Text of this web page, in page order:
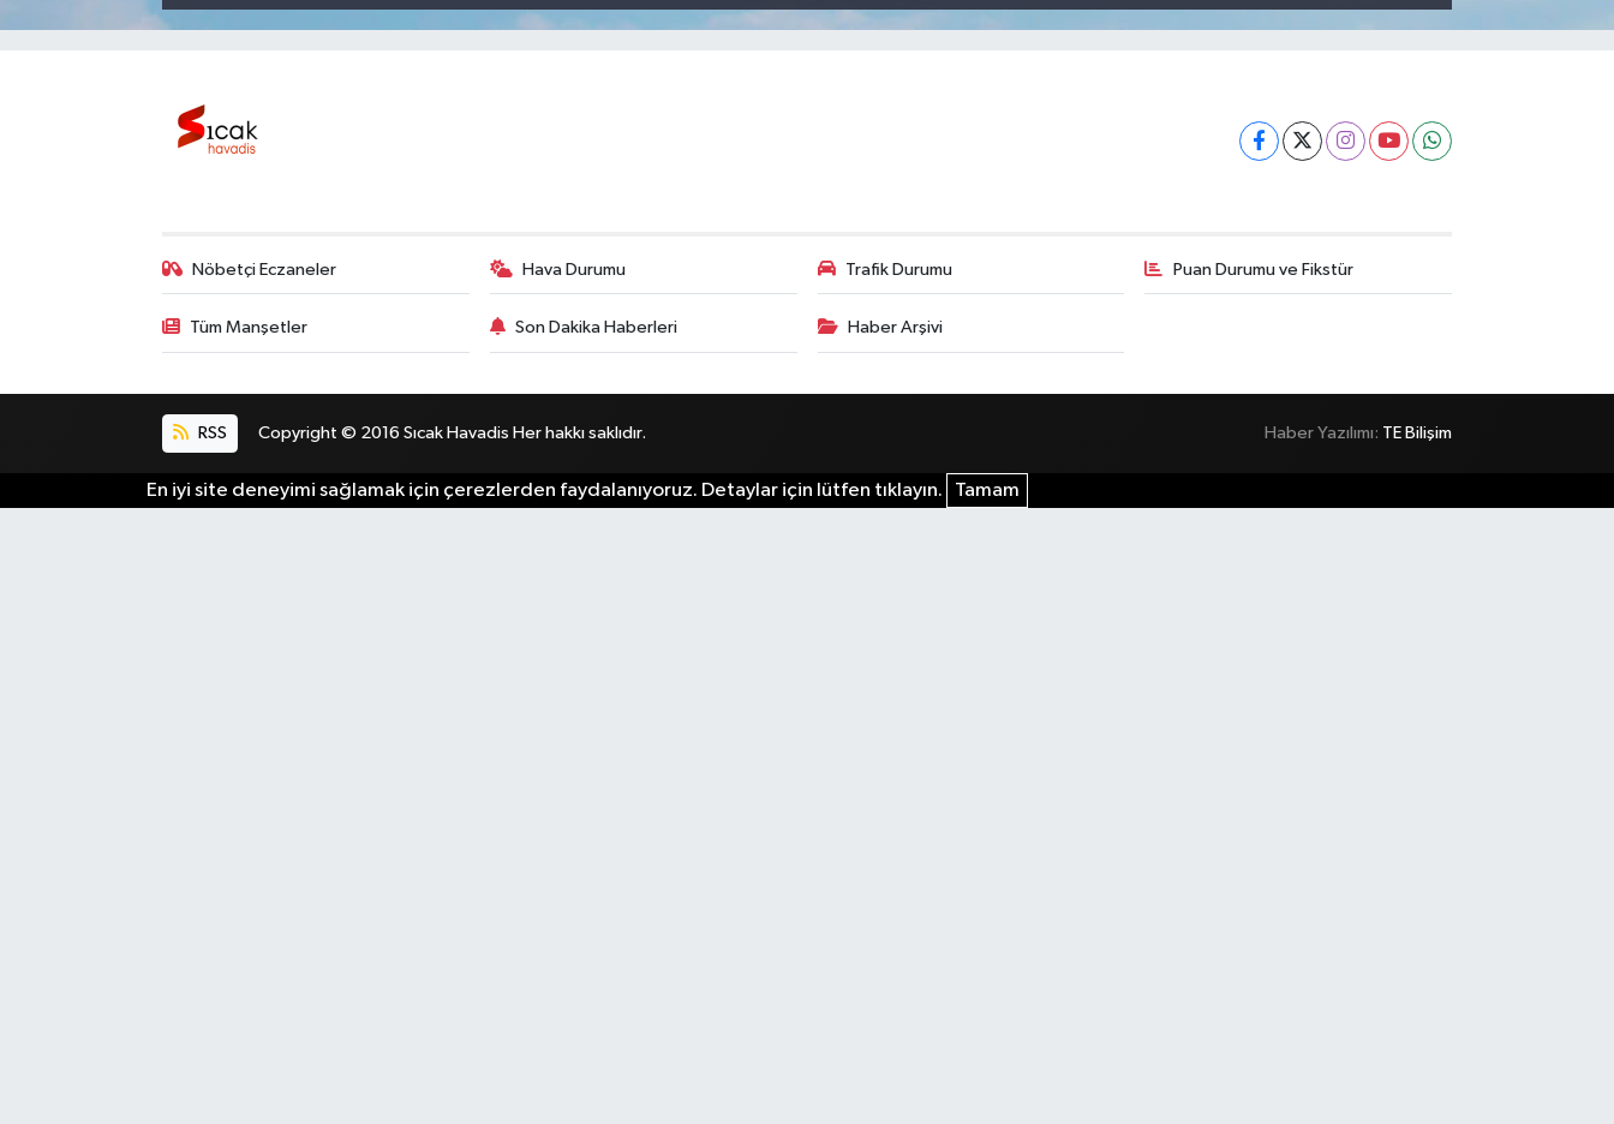
Nöbetçi Eczaneler Hava Durumu Trafik Durumu Puan Durumu ve Fikstür
Tüm Manşetler Son Dakika Haberleri Haber Arşivi
RSS Copyright © 2016 Sıcak Havadis Her hakkı saklıdır. Haber Yazılımı: TE Bilişim
En iyi site deneyimi sağlamak için çerezlerden faydalanıyoruz. Detaylar için lütfen tıklayın. Tamam